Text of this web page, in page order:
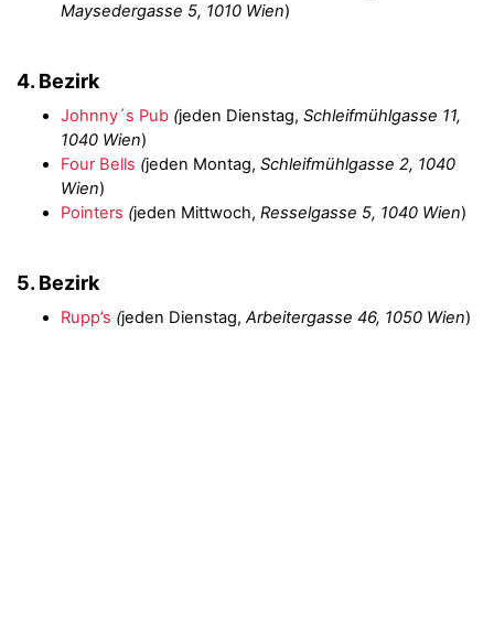
Maysedergasse 5, 1010 Wien)
4. Bezirk
Johnny´s Pub (jeden Dienstag, Schleifmühlgasse 11,
1040 Wien)
Four Bells (jeden Montag, Schleifmühlgasse 2, 1040
Wien)
Pointers (jeden Mittwoch, Resselgasse 5, 1040 Wien)
5. Bezirk
Rupp’s (jeden Dienstag, Arbeitergasse 46, 1050 Wien)